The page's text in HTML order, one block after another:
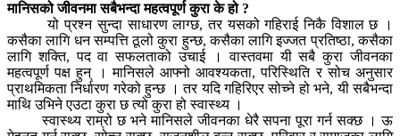
मानिसको जीवनमा सबैभन्दा महत्वपूर्ण कुरा के हो ?
यो प्रश्न सुन्दा साधारण लाग्छ, तर यसको गहिराई निकै विशाल छ ।
कसैका लागि धन सम्पत्ति ठूलो कुरा हुन्छ, कसैका लागि इज्जत प्रतिष्ठा, कसैका
लागि शक्ति, पद वा सफलताको उचाई । वास्तवमा यी सबै कुरा जीवनका
महत्वपूर्ण पक्ष हुन् । मानिसले आफ्नो आवश्यकता, परिस्थिति र सोच अनुसार
प्राथमिकता निर्धारण गरेको हुन्छ । तर यदि गहिरिएर सोच्ने हो भने, यी सबैभन्दा
माथि उभिने एउटा कुरा छ त्यो कुरा हो स्वास्थ्य ।
स्वास्थ्य राम्रो छ भने मानिसले जीवनका धेरै सपना पूरा गर्न सक्छ । ऊ